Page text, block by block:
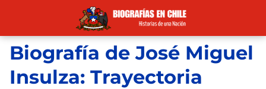
Biografía de José Miguel
Insulza: Trayectoria